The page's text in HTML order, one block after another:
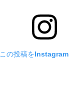
この投稿をInstagram